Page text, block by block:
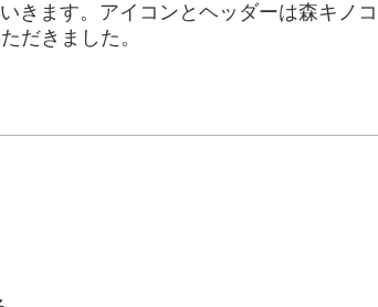
きます。アイコンとヘッダーは森キノコ
だきました。